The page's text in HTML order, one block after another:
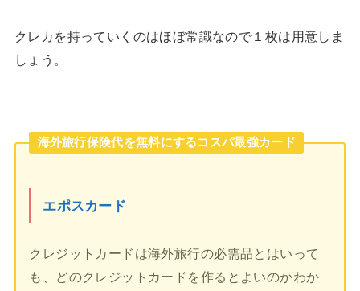
クレカを持っていくのはほぼ常識なので１枚は用意しま
しょう。
海外旅行保険代を無料にするコスパ最強カード
エポスカード
クレジットカードは海外旅行の必需品とはいって
も、どのクレジットカードを作るとよいのかわか